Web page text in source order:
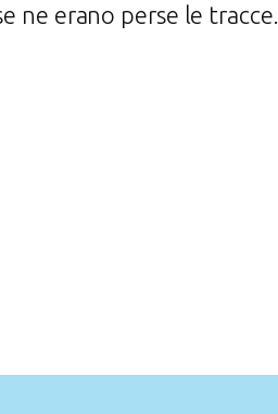
ne erano perse le tracce.